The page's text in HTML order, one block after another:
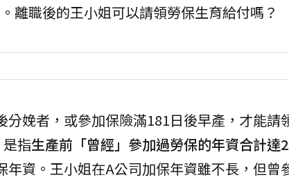
離職後的王小姐可以請領勞保生育給付嗎？
娩者，或參加保險滿181日後早產，才能請
指生產前「曾經」參加過勞保的年資合計達
年資。王小姐在A公司加保年資雖不長，但曾